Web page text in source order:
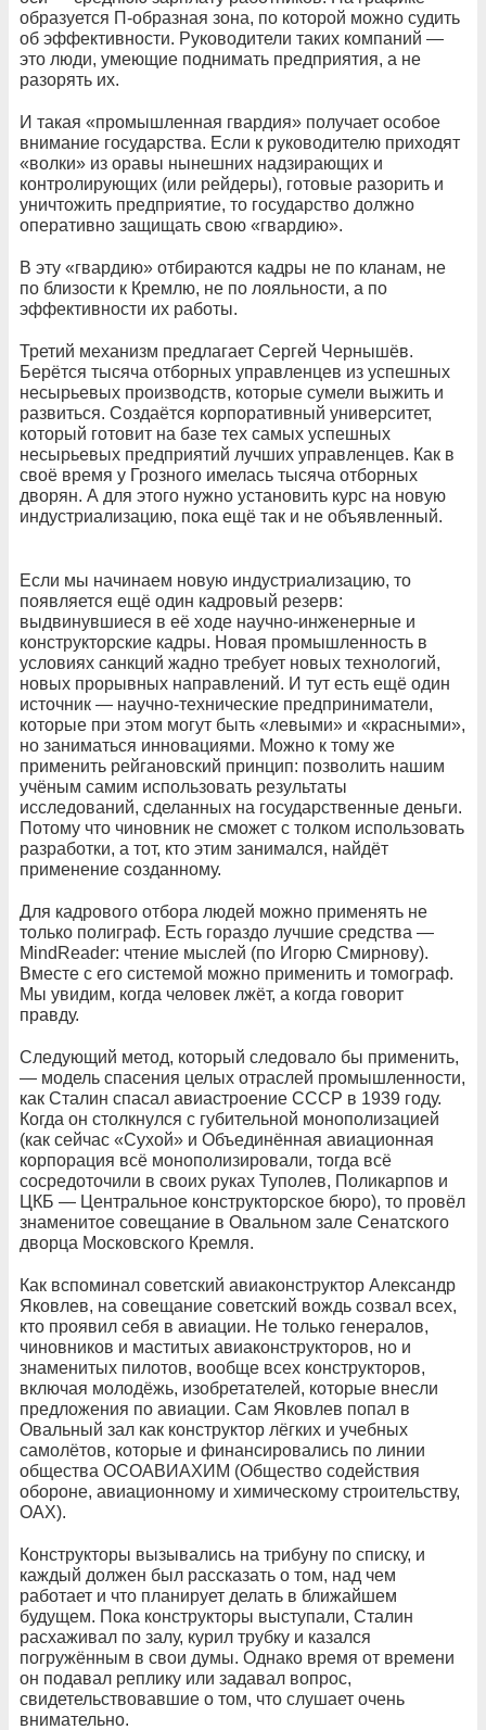
образуется П-образная зона, по которой можно судить
об эффективности. Руководители таких компаний —
это люди, умеющие поднимать предприятия, а не
разорять их.
И такая «промышленная гвардия» получает особое
внимание государства. Если к руководителю приходят
«волки» из оравы нынешних надзирающих и
контролирующих (или рейдеры), готовые разорить и
уничтожить предприятие, то государство должно
оперативно защищать свою «гвардию».
В эту «гвардию» отбираются кадры не по кланам, не
по близости к Кремлю, не по лояльности, а по
эффективности их работы.
Третий механизм предлагает Сергей Чернышёв.
Берётся тысяча отборных управленцев из успешных
несырьевых производств, которые сумели выжить и
развиться. Создаётся корпоративный университет,
который готовит на базе тех самых успешных
несырьевых предприятий лучших управленцев. Как в
своё время у Грозного имелась тысяча отборных
дворян. А для этого нужно установить курс на новую
индустриализацию, пока ещё так и не объявленный.
Если мы начинаем новую индустриализацию, то
появляется ещё один кадровый резерв:
выдвинувшиеся в её ходе научно-инженерные и
конструкторские кадры. Новая промышленность в
условиях санкций жадно требует новых технологий,
новых прорывных направлений. И тут есть ещё один
источник — научно-технические предприниматели,
которые при этом могут быть «левыми» и «красными»,
но заниматься инновациями. Можно к тому же
применить рейгановский принцип: позволить нашим
учёным самим использовать результаты
исследований, сделанных на государственные деньги.
Потому что чиновник не сможет с толком использовать
разработки, а тот, кто этим занимался, найдёт
применение созданному.
Для кадрового отбора людей можно применять не
только полиграф. Есть гораздо лучшие средства —
MindReader: чтение мыслей (по Игорю Смирнову).
Вместе с его системой можно применить и томограф.
Мы увидим, когда человек лжёт, а когда говорит
правду.
Следующий метод, который следовало бы применить,
— модель спасения целых отраслей промышленности,
как Сталин спасал авиастроение СССР в 1939 году.
Когда он столкнулся с губительной монополизацией
(как сейчас «Сухой» и Объединённая авиационная
корпорация всё монополизировали, тогда всё
сосредоточили в своих руках Туполев, Поликарпов и
ЦКБ — Центральное конструкторское бюро), то провёл
знаменитое совещание в Овальном зале Сенатского
дворца Московского Кремля.
Как вспоминал советский авиаконструктор Александр
Яковлев, на совещание советский вождь созвал всех,
кто проявил себя в авиации. Не только генералов,
чиновников и маститых авиаконструкторов, но и
знаменитых пилотов, вообще всех конструкторов,
включая молодёжь, изобретателей, которые внесли
предложения по авиации. Сам Яковлев попал в
Овальный зал как конструктор лёгких и учебных
самолётов, которые и финансировались по линии
общества ОСОАВИАХИМ (Общество содействия
обороне, авиационному и химическому строительству,
ОАХ).
Конструкторы вызывались на трибуну по списку, и
каждый должен был рассказать о том, над чем
работает и что планирует делать в ближайшем
будущем. Пока конструкторы выступали, Сталин
расхаживал по залу, курил трубку и казался
погружённым в свои думы. Однако время от времени
он подавал реплику или задавал вопрос,
свидетельствовавшие о том, что слушает очень
внимательно.